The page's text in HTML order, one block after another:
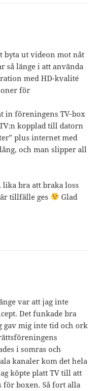
byta ut videon mot nåt
så länge i att använda
med HD-kvalité
för
in föreningens TV-box
kopplad till datorn
plus internet med
och man slipper all
bra att braka loss
tillfälle ges
Glad
var att jag inte
Det funkade bra
gav mig inte tid och ork
i somras och
kanaler kom det hela
köpte platt TV till att
för boxen. Så fort alla